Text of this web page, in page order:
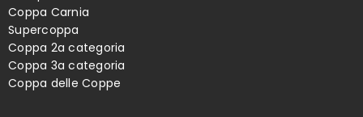
Coppa Carnia
Supercoppa
Coppa 2a categoria
Coppa 3a categoria
Coppa delle Coppe